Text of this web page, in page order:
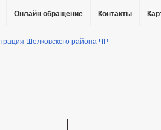
Онлайн обращение Контакты